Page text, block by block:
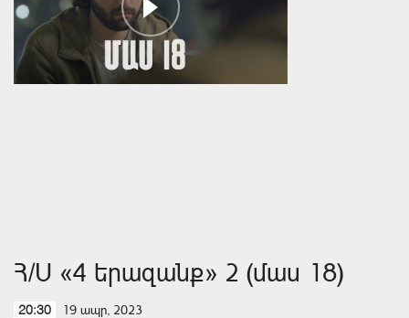
Հ/Ս «4 երազանք» 2 (մաս 18)
20:30 19 ապր, 2023